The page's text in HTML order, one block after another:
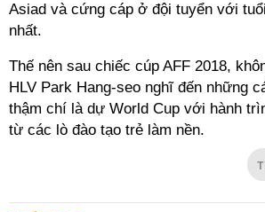
Asiad và cứng cáp ở đội tuyển với
nhất.
Thế nên sau chiếc cúp AFF 2018,
HLV Park Hang-seo nghĩ đến những
thậm chí là dự World Cup với hành
từ các lò đào tạo trẻ làm nền.